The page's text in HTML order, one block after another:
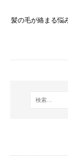
髪の毛が絡まる悩